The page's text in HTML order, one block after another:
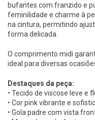
bufantes com franzido e
feminilidade e charme à
na cintura, permitindo
forma delicada.
O comprimento midi
ideal para diversas
Destaques da peça:
• Tecido de viscose leve e
• Cor pink vibrante e
• Gola padre com vista